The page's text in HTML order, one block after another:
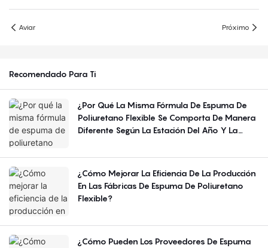
Aviar Próximo
Recomendado Para Ti
¿Por Qué La Misma Fórmula De Espuma De
Poliuretano Flexible Se Comporta De Manera
Diferente Según La Estación Del Año Y La
¿Cómo Mejorar La Eficiencia De La Producción
En Las Fábricas De Espuma De Poliuretano
Flexible?
¿Cómo Pueden Los Proveedores De Espuma